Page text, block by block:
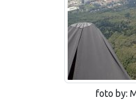
foto by: